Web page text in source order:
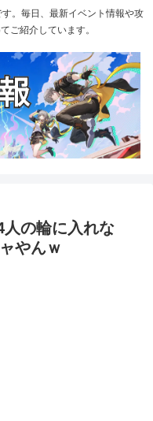
。毎日、最新イベント情報や攻
ご紹介しています。
人の輪に入れな
やんｗ